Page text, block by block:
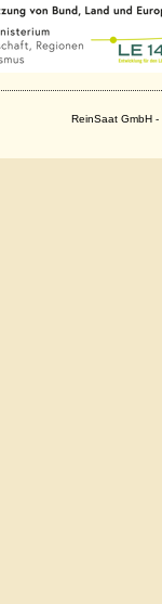
ReinSaat GmbH